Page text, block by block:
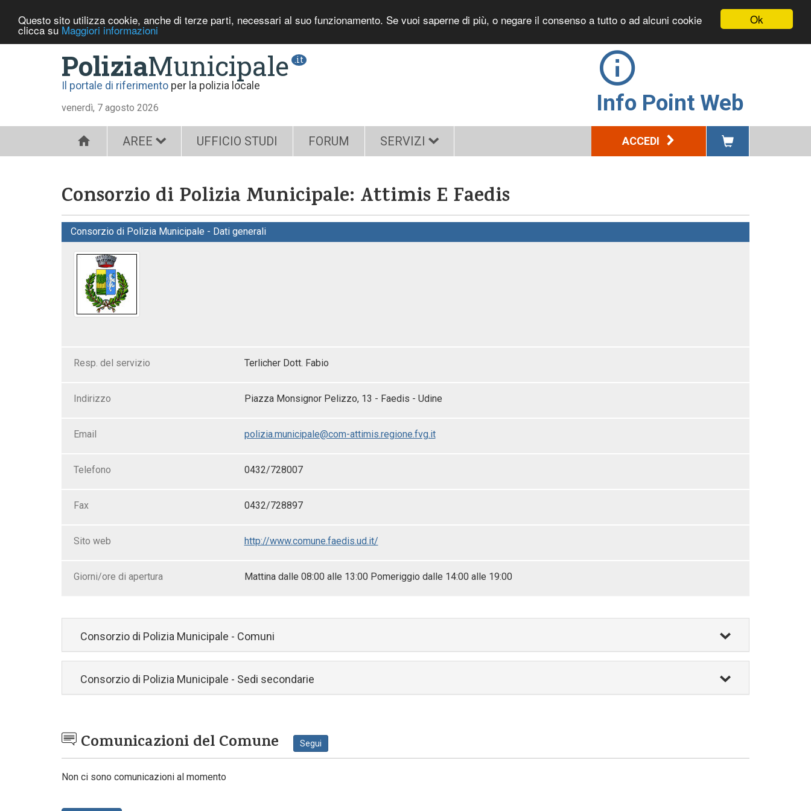
Ok
Questo sito utilizza cookie, anche di terze parti, necessari al suo funzionamento. Se vuoi saperne di più, o negare il consenso a tutto o ad alcuni cookie
clicca su Maggiori informazioni
PoliziaMunicipale .it
Il portale di riferimento per la polizia locale
venerdì, 7 agosto 2026 Info Point Web
AREE UFFICIO STUDI FORUM SERVIZI ACCEDI
Consorzio di Polizia Municipale: Attimis E Faedis
Consorzio di Polizia Municipale - Dati generali
Resp. del servizio Terlicher Dott. Fabio
Indirizzo Piazza Monsignor Pelizzo, 13 - Faedis - Udine
Email polizia.municipale@com-attimis.regione.fvg.it
Telefono 0432/728007
Fax 0432/728897
Sito web http://www.comune.faedis.ud.it/
Giorni/ore di apertura Mattina dalle 08:00 alle 13:00 Pomeriggio dalle 14:00 alle 19:00
Consorzio di Polizia Municipale - Comuni
Consorzio di Polizia Municipale - Sedi secondarie
Comunicazioni del Comune Segui
Non ci sono comunicazioni al momento